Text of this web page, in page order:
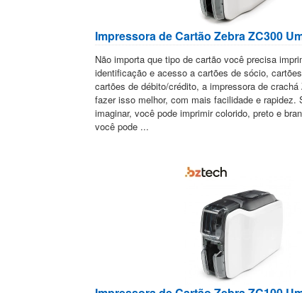
Impressora de Cartão Zebra ZC300
Não importa que tipo de cartão você precisa
identificação e acesso a cartões de sócio,
cartões de débito/crédito, a impressora de crachá
fazer isso melhor, com mais facilidade e rapidez.
imaginar, você pode imprimir colorido, preto e
você pode ...